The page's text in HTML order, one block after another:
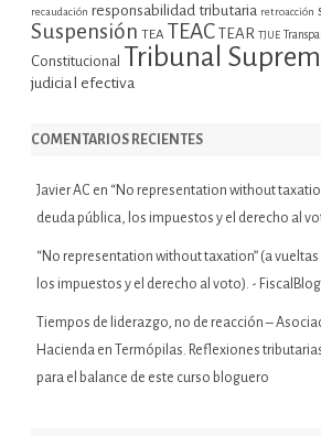
recaudación responsabilidad tributaria retroacción
Suspensión TEA TEAC TEAR TJUE
Constitucional Tribunal
judicial efectiva
COMENTARIOS RECIENTES
Javier AC en “No representation without
deuda pública, los impuestos y el derecho al
“No representation without taxation” (a
los impuestos y el derecho al voto). - FiscalBlog
Tiempos de liderazgo, no de reacción –
Hacienda en
Termópilas. Reflexiones
para el balance de este curso bloguero